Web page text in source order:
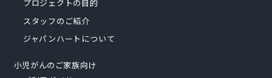
プロジェクトの目的
スタッフのご紹介
ジャパンハートについて
小児がんのご家族向け